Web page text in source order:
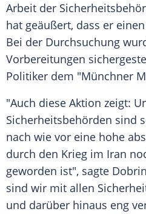
Arbeit der
hat geäußert, dass er
Bei der Durchsuchung
Vorbereitungen
Politiker dem "Münchner
"Auch diese Aktion zeigt:
Sicherheitsbehörden sind
nach wie vor eine hohe
durch den Krieg im Iran
geworden ist", sagte
sind wir mit allen
und darüber hinaus eng